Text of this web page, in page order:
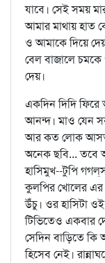
যাবে। সেই সময়
আমার মাথায় হাত
ও আমাকে দিয়ে
বেল বাজালে
দেয়।
একদিন দিদি
আনন্দ। মাও যেন
আর কত লোক আসত।
অনেক ছবি... তবে
হাসিমুখ--টুপি
কুলপির খোলের
উঁচু। ওর হাসিটা
টিভিতেও একবার
সেদিন বাড়িতে
হিসেব নেই।